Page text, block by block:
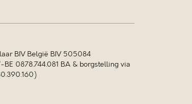
BIV België BIV 505084
0878.744.081 BA & borgstelling via